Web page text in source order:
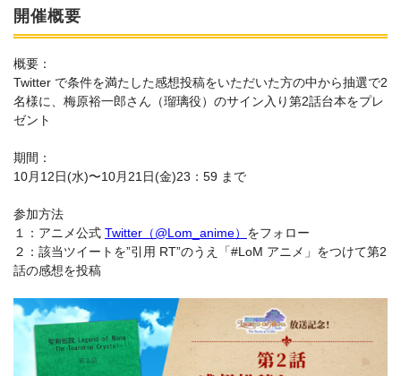
開催概要
概要：
Twitter で条件を満たした感想投稿をいただいた方の中から抽選で2
名様に、梅原裕一郎さん（瑠璃役）のサイン入り第2話台本をプレ
ゼント
期間：
10月12日(水)〜10月21日(金)23：59 まで
参加方法
１：アニメ公式 Twitter（@Lom_anime） をフォロー
２：該当ツイートを”引用 RT”のうえ「#LoM アニメ」をつけて第2
話の感想を投稿